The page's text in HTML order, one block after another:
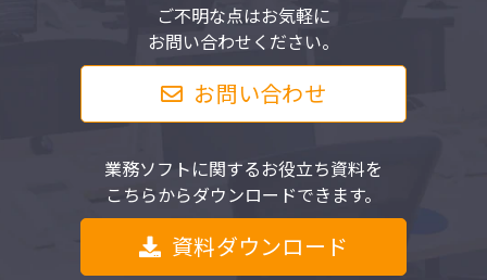
ご不明な点はお気軽に
お問い合わせください。
お問い合わせ
業務ソフトに関するお役立ち資料を
こちらからダウンロードできます。
資料ダウンロード